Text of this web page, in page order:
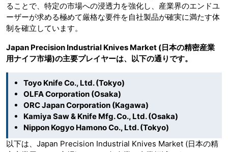
ることで、特定の市場への浸透力を強化し、産業界のエンドユ
ーザーが求める極めて厳格な要件を自社製品が確実に満たす体
制を確立しています。
Japan Precision Industrial Knives Market (日本の精密産業
用ナイフ市場)の主要プレイヤーは、以下の通りです。
Toyo Knife Co., Ltd. (Tokyo)
OLFA Corporation (Osaka)
ORC Japan Corporation (Kagawa)
Kamiya Saw & Knife Mfg. Co., Ltd. (Osaka)
Nippon Kogyo Hamono Co., Ltd. (Tokyo)
以下は、Japan Precision Industrial Knives Market (日本の精